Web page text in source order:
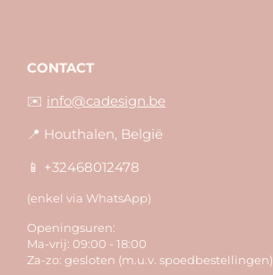
CONTACT
✉️ info@cadesign.be
📍 Houthalen, België
📱 +32468012478
(enkel via WhatsApp)
Openingsuren:
Ma-vrij: 09:00 - 18:00
Za-zo: gesloten (m.u.v. spoedbestellingen)